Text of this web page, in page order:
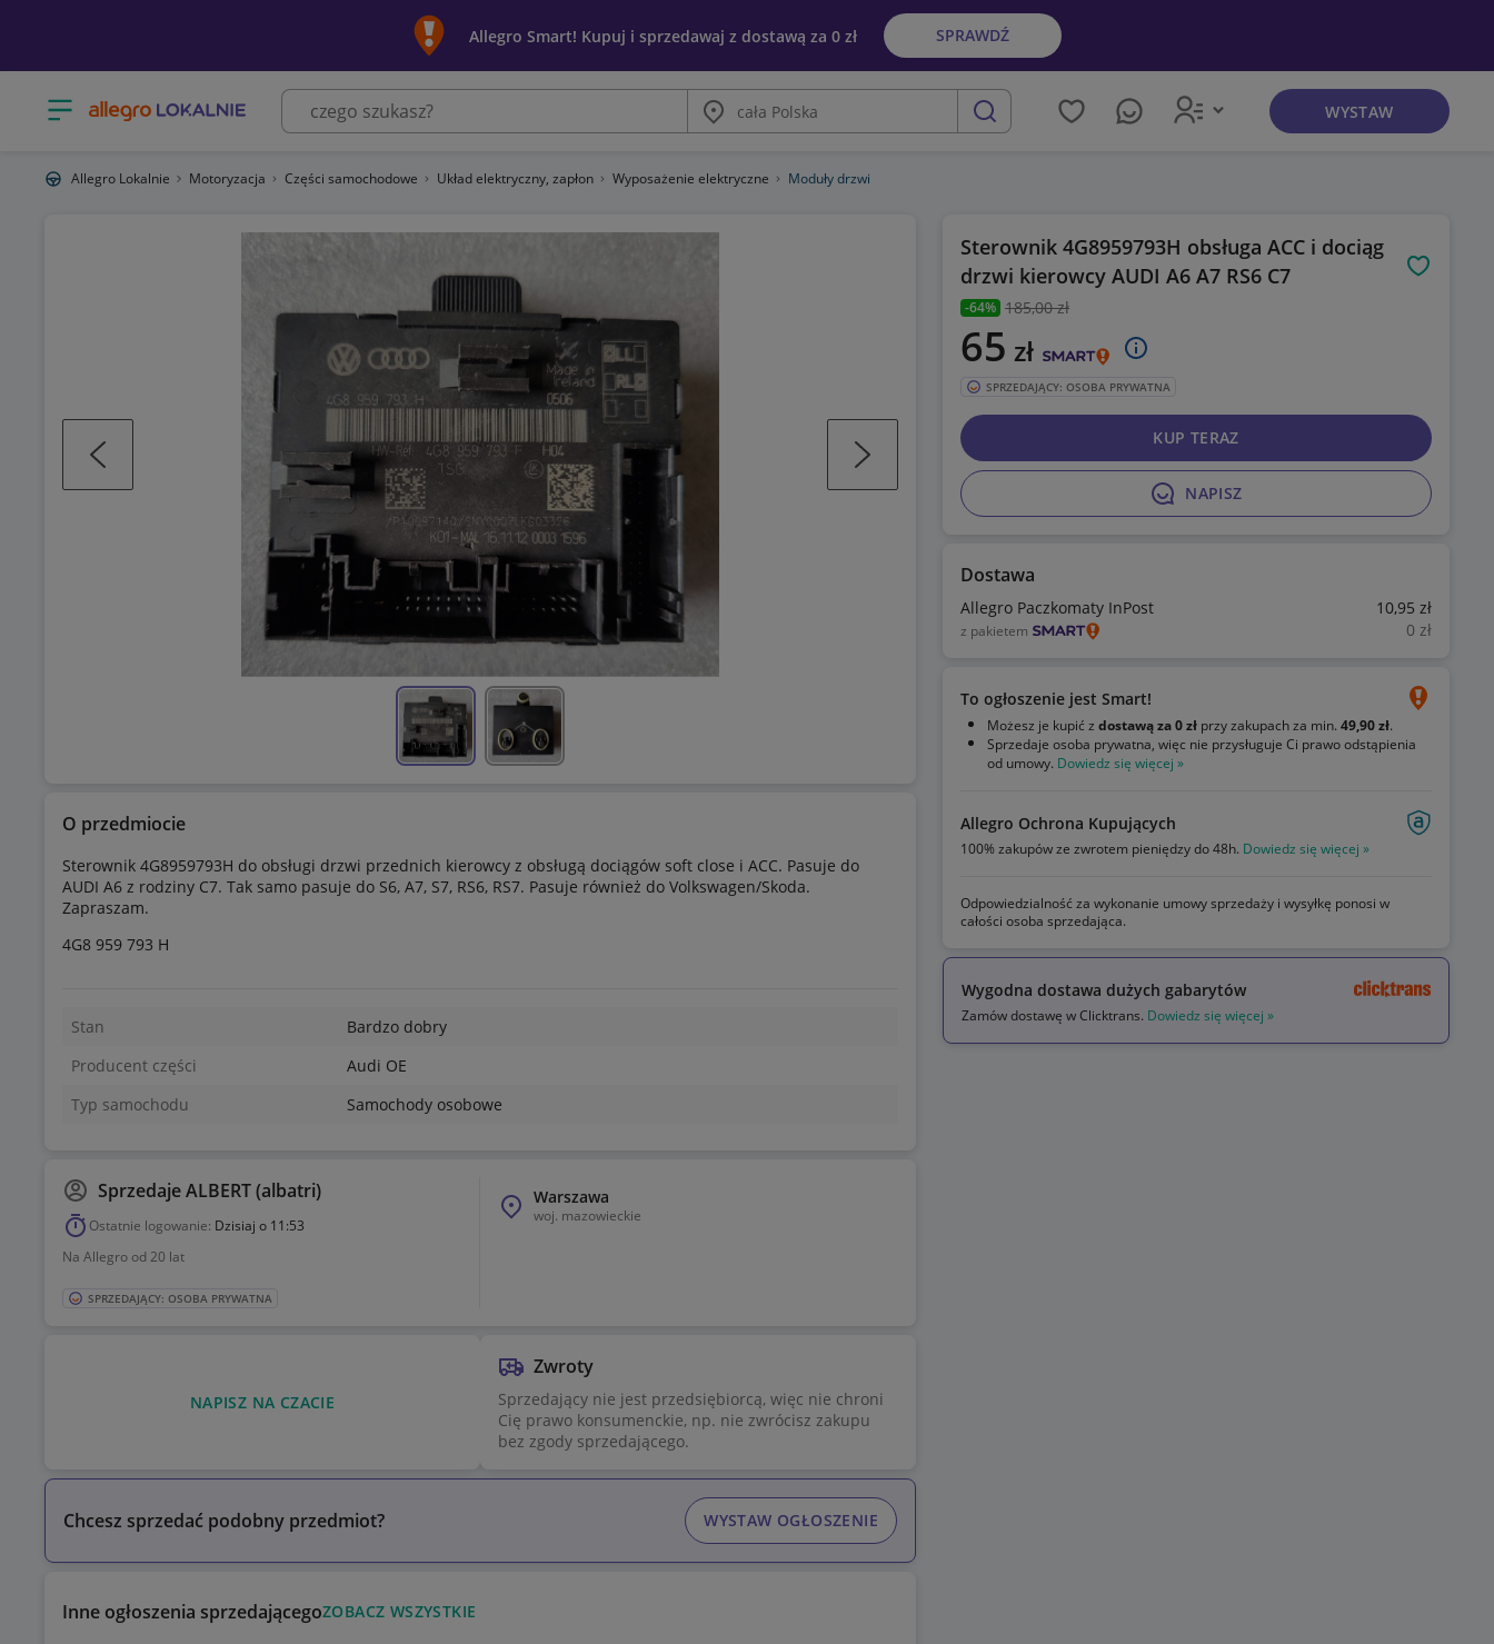
Allegro Smart! Kupuj i sprzedawaj z dostawą za 0 zł SPRAWDŹ
Otwórz menu z kategoriami
Miasto
szukaj
WYSTAW
Sterownik 4G8959793H obsługa ACC i dociąg
drzwi kierowcy AUDI A6 A7 RS6 C7
Obserwuj
-64% 185,00 zł
65 zł
SPRZEDAJĄCY: OSOBA PRYWATNA
NAPISZ
KUP TERAZ
Dostawa
Allegro Paczkomaty InPost 10,95 zł
z pakietem 0 zł
To ogłoszenie jest Smart!
Możesz je kupić z dostawą za 0 zł przy zakupach za min. 49,90 zł.
Sprzedaje osoba prywatna, więc nie przysługuje Ci prawo odstąpienia
od umowy. Dowiedz się więcej »
Allegro Ochrona Kupujących
100% zakupów ze zwrotem pieniędzy do 48h. Dowiedz się więcej »
Odpowiedzialność za wykonanie umowy sprzedaży i wysyłkę ponosi w
całości osoba sprzedająca.
Wygodna dostawa dużych gabarytów
Zamów dostawę w Clicktrans. Dowiedz się więcej »
O przedmiocie
Sterownik 4G8959793H do obsługi drzwi przednich kierowcy z obsługą dociągów soft close i ACC. Pasuje do
AUDI A6 z rodziny C7. Tak samo pasuje do S6, A7, S7, RS6, RS7. Pasuje również do Volkswagen/Skoda.
Zapraszam.
4G8 959 793 H
Stan
Bardzo dobry
Producent części
Audi OE
Typ samochodu
Samochody osobowe
SprzedajeALBERT (albatri)
Ostatnie logowanie: Dzisiaj o 11:53
Na Allegro od 20 lat
SPRZEDAJĄCY: OSOBA PRYWATNA
Warszawa
woj. mazowieckie
NAPISZ NA CZACIE
Zwroty
Sprzedający nie jest przedsiębiorcą, więc nie chroni
Cię prawo konsumenckie, np. nie zwrócisz zakupu
bez zgody sprzedającego.
Inne ogłoszenia sprzedającegoZOBACZ WSZYSTKIE
Allegro Lokalnie Motoryzacja Części samochodowe Układ elektryczny, zapłon Wyposażenie elektryczne Moduły drzwi
Chcesz sprzedać podobny przedmiot? WYSTAW OGŁOSZENIE